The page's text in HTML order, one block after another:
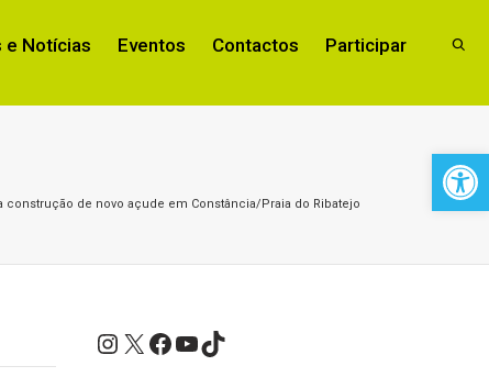
e Notícias Eventos Contactos Participar
construção de novo açude em Constância/Praia do Ribatejo
Instagram
X Facebook
YouTube
TikTok